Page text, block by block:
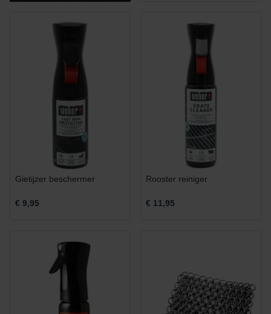
Gietijzer beschermer
€ 9,95
Rooster reiniger
€ 11,95